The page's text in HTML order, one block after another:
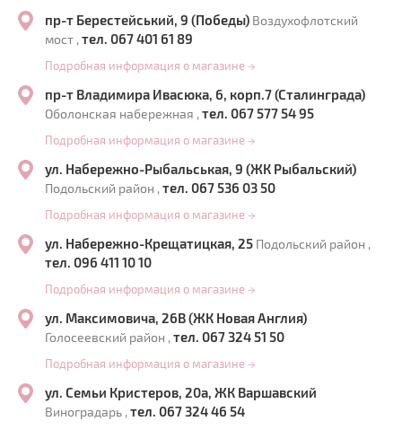
пр-т Берестейський, 9 (Победы) Воздухофлотский
мост , тел. 067 401 61 89
Подробная информация о магазине →
пр-т Владимира Ивасюка, 6, корп.7 (Сталинграда)
Оболонская набережная , тел. 067 577 54 95
Подробная информация о магазине →
ул. Набережно-Рыбальськая, 9 (ЖК Рыбальский)
Подольский район , тел. 067 536 03 50
Подробная информация о магазине →
ул. Набережно-Крещатицкая, 25 Подольский район ,
тел. 096 411 10 10
Подробная информация о магазине →
ул. Максимовича, 26В (ЖК Новая Англия)
Голосеевский район , тел. 067 324 51 50
Подробная информация о магазине →
ул. Семьи Кристеров, 20а, ЖК Варшавский
Виноградарь , тел. 067 324 46 54